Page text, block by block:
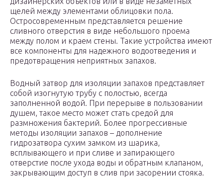
щелей между элементами облицовки пола.
Остросовременным представляется решение
сливного отверстия в виде небольшого проема
между полом и краем стены. Такие устройства имеют
все компоненты для надежного водоотведения и
предотвращения неприятных запахов.
Водный затвор для изоляции запахов представляет
собой изогнутую трубу с полостью, всегда
заполненной водой. При перерыве в пользовании
душем, такое место может стать средой для
размножения бактерий. Более прогрессивные
методы изоляции запахов – дополнение
гидрозатвора сухим замком из шарика,
всплывающего и при сливе и запирающего
отверстие после ухода воды и обратным клапаном,
закрывающим доступ в слив при засорении стояка.